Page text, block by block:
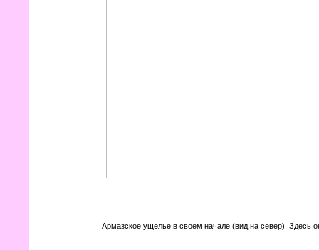
Армазское ущелье в своем начале (вид на север). Здесь